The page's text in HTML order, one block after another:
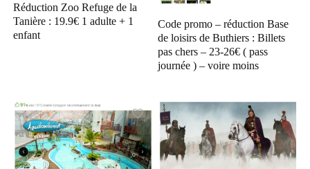
Réduction Zoo Refuge de la
Tanière : 19.9€ 1 adulte + 1
enfant
Code promo – réduction Base
de loisirs de Buthiers : Billets
pas chers – 23-26€ ( pass
journée ) – voire moins